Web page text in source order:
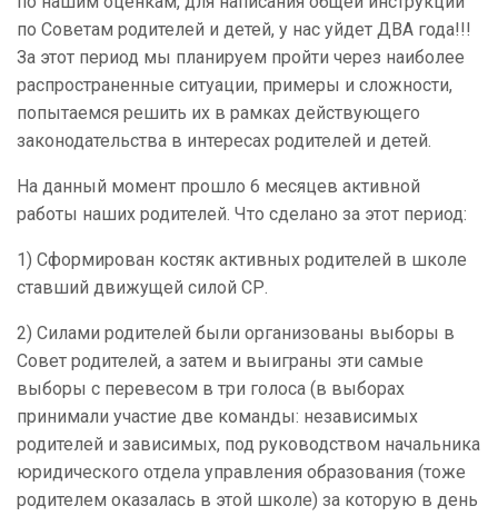
по Советам родителей и детей, у нас уйдет ДВА года!!!
За этот период мы планируем пройти через наиболее
распространенные ситуации, примеры и сложности,
попытаемся решить их в рамках действующего
законодательства в интересах родителей и детей.
На данный момент прошло 6 месяцев активной
работы наших родителей. Что сделано за этот период:
1) Сформирован костяк активных родителей в школе
ставший движущей силой СР.
2) Силами родителей были организованы выборы в
Совет родителей, а затем и выиграны эти самые
выборы с перевесом в три голоса (в выборах
принимали участие две команды: независимых
родителей и зависимых, под руководством начальника
юридического отдела управления образования (тоже
родителем оказалась в этой школе) за которую в день